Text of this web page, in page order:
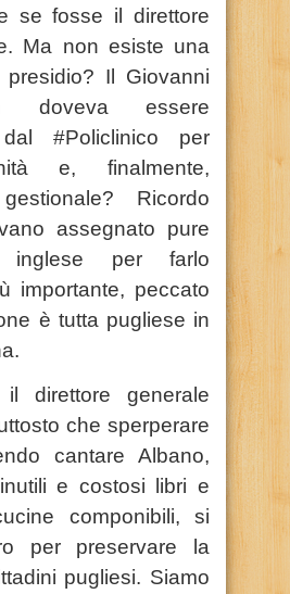
se fosse il direttore
Ma non esiste una
Il Giovanni
doveva essere
#Policlinico per
e, finalmente,
Ricordo
assegnato pure
per farlo
importante, peccato
è tutta pugliese in
direttore generale
che sperperare
cantare Albano,
e costosi libri e
componibili, si
per preservare la
pugliesi. Siamo